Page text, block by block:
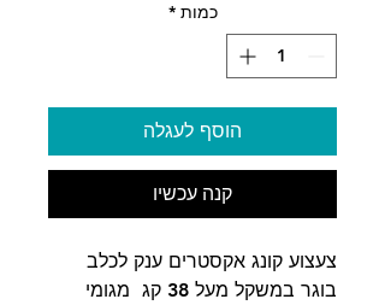
כמות *
הוסף לעגלה
קנה עכשיו
צעצוע קונג אקסטרים ענק לכלב
בוגר במשקל מעל 38 קג מגומי